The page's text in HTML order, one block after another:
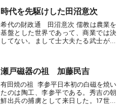
て藩主となった経緯がある。幕府には
人一倍恩義を感じていた。したがって
時流...
時代を先駆けした田沼意次
希代の財政通 田沼意次 儒教は農業を
基盤とした世界であって、商業では決
してない。まして士大夫たる武士が商
がらめになっている江戸城に、突然ふ
って沸いたように、商業で幕府の財
政...
瀬戸磁器の祖 加藤民吉
有田焼の祖 李参平日本初の白磁を焼い
たのは陶工、李参平である。秀吉の朝
鮮出兵の捕虜として来日した。17世紀